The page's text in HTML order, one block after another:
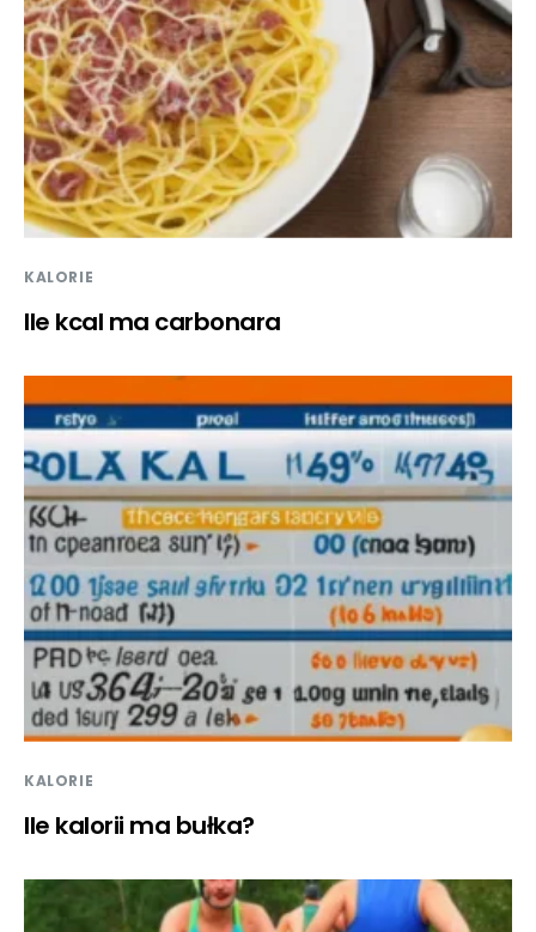
KALORIE
Ile kcal ma carbonara
KALORIE
Ile kalorii ma bułka?